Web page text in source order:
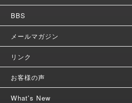
BBS
メールマガジン
リンク
お客様の声
What's New